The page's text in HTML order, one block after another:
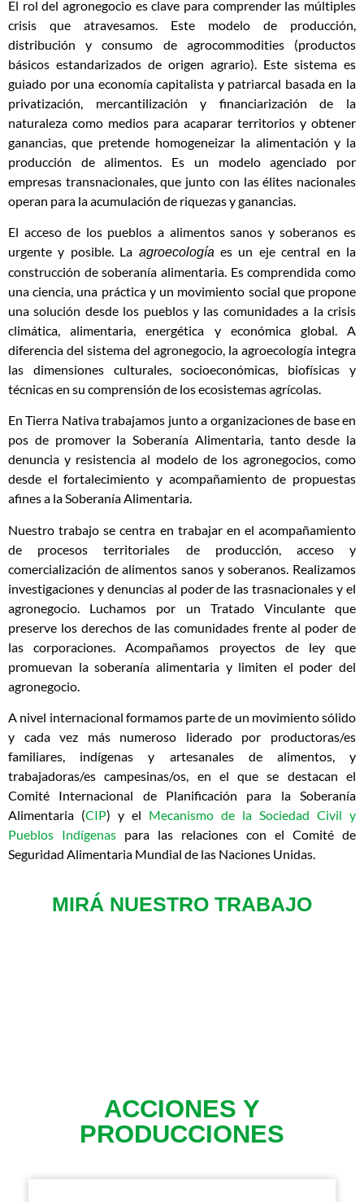
El rol del agronegocio es clave para comprender las múltiples
crisis que atravesamos. Este modelo de producción,
distribución y consumo de agrocommodities (productos
básicos estandarizados de origen agrario). Este sistema es
guiado por una economía capitalista y patriarcal basada en la
privatización, mercantilización y financiarización de la
naturaleza como medios para acaparar territorios y obtener
ganancias, que pretende homogeneizar la alimentación y la
producción de alimentos. Es un modelo agenciado por
empresas transnacionales, que junto con las élites nacionales
operan para la acumulación de riquezas y ganancias.
El acceso de los pueblos a alimentos sanos y soberanos es
urgente y posible. La agroecología es un eje central en la
construcción de soberanía alimentaria. Es comprendida como
una ciencia, una práctica y un movimiento social que propone
una solución desde los pueblos y las comunidades a la crisis
climática, alimentaria, energética y económica global. A
diferencia del sistema del agronegocio, la agroecología integra
las dimensiones culturales, socioeconómicas, biofísicas y
técnicas en su comprensión de los ecosistemas agrícolas.
En Tierra Nativa trabajamos junto a organizaciones de base en
pos de promover la Soberanía Alimentaria, tanto desde la
denuncia y resistencia al modelo de los agronegocios, como
desde el fortalecimiento y acompañamiento de propuestas
afines a la Soberanía Alimentaria.
Nuestro trabajo se centra en trabajar en el acompañamiento
de procesos territoriales de producción, acceso y
comercialización de alimentos sanos y soberanos. Realizamos
investigaciones y denuncias al poder de las trasnacionales y el
agronegocio. Luchamos por un Tratado Vinculante que
preserve los derechos de las comunidades frente al poder de
las corporaciones. Acompañamos proyectos de ley que
promuevan la soberanía alimentaria y limiten el poder del
agronegocio.
A nivel internacional formamos parte de un movimiento sólido
y cada vez más numeroso liderado por productoras/es
familiares, indígenas y artesanales de alimentos, y
trabajadoras/es campesinas/os, en el que se destacan el
Comité Internacional de Planificación para la Soberanía
Alimentaria (CIP) y el Mecanismo de la Sociedad Civil y
Pueblos Indígenas para las relaciones con el Comité de
Seguridad Alimentaria Mundial de las Naciones Unidas.
MIRÁ NUESTRO TRABAJO
ACCIONES Y
PRODUCCIONES